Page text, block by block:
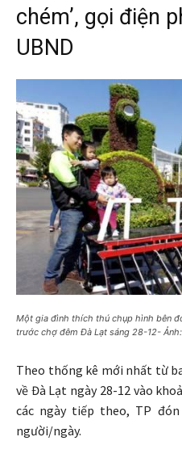
chém’, gọi điện
UBND
Một gia đình thích thú chụp hình bên
trước chợ đêm Đà Lạt sáng 28-12- Ảnh:
Theo thống kê mới nhất từ
về Đà Lạt ngày 28-12 vào
các ngày tiếp theo, TP
người/ngày.